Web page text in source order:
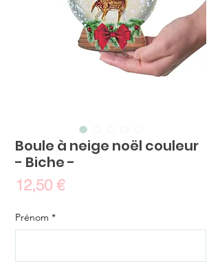
Boule à neige noël couleur
- Biche -
12,50 €Prix
Prénom *